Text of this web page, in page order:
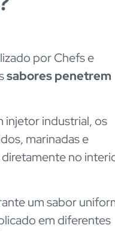
por Chefs e
sabores penetrem
injetor industrial, os
marinadas e
no
um sabor
em diferentes